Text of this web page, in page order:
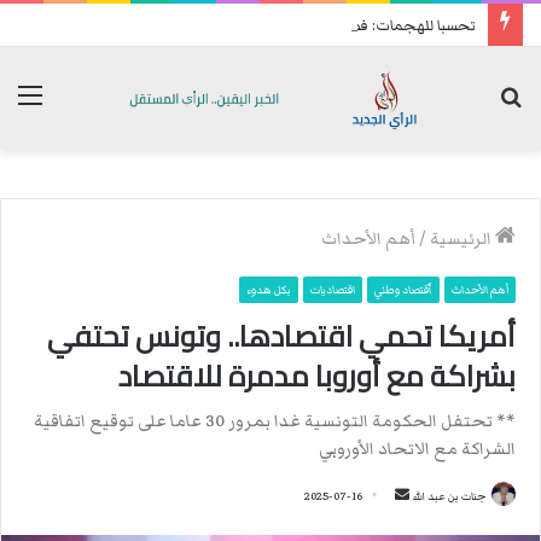
تحسبا للهجمات: فصائل عراقية تعيد رسم خريطة انتشارها الميداني
الرئيسية /أهم الأحداث
أهم الأحداث ٱقتصاد وطني اقتصاديات بكل هدوء
أمريكا تحمي اقتصادها.. وتونس تحتفي
بشراكة مع أوروبا مدمرة للاقتصاد
** تحتفل الحكومة التونسية غدا بمرور 30 عاما على توقيع اتفاقية
الشراكة مع الاتحاد الأوروبي
جنات بن عبد الله 2025-07-16